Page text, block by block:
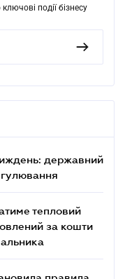
події бізнесу
державний
тепловий
за кошти